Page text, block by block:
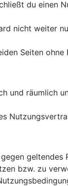
du einen
nicht weiter
Seiten
räumlich
bzw. zu